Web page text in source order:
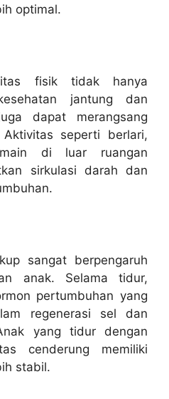
optimal.
fisik tidak hanya
jantung dan
dapat merangsang
seperti berlari,
di luar ruangan
sirkulasi darah dan
sangat berpengaruh
anak. Selama tidur,
pertumbuhan yang
regenerasi sel dan
yang tidur dengan
cenderung memiliki
stabil.